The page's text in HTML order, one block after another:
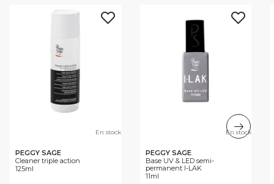
En stock
PEGGY SAGE
Cleaner triple action
125ml
En stock
PEGGY SAGE
Base UV & LED semi-
permanent I-LAK
11ml